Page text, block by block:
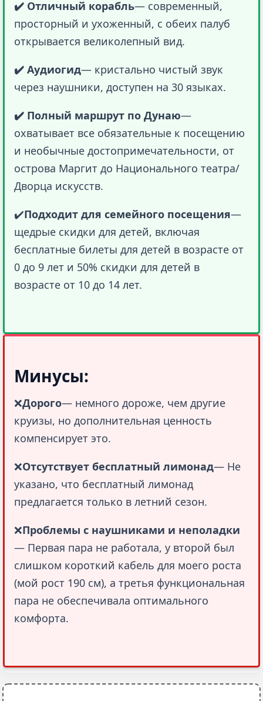
✔️ Отличный корабль— современный,
просторный и ухоженный, с обеих палуб
открывается великолепный вид.
✔️ Аудиогид— кристально чистый звук
через наушники, доступен на 30 языках.
✔️ Полный маршрут по Дунаю—
охватывает все обязательные к посещению
и необычные достопримечательности, от
острова Маргит до Национального театра/
Дворца искусств.
✔️Подходит для семейного посещения—
щедрые скидки для детей, включая
бесплатные билеты для детей в возрасте от
0 до 9 лет и 50% скидки для детей в
возрасте от 10 до 14 лет.
Минусы:
❌Дорого— немного дороже, чем другие
круизы, но дополнительная ценность
компенсирует это.
❌Отсутствует бесплатный лимонад— Не
указано, что бесплатный лимонад
предлагается только в летний сезон.
❌Проблемы с наушниками и неполадки
— Первая пара не работала, у второй был
слишком короткий кабель для моего роста
(мой рост 190 см), а третья функциональная
пара не обеспечивала оптимального
комфорта.